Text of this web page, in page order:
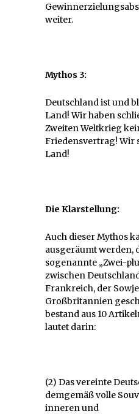
weiter.
Mythos 3:
Deutschland ist und
Land! Wir haben
Zweiten Weltkrieg
Friedensvertrag! Wir
Land!
Die Klarstellung:
Auch dieser Mythos
ausgeräumt werden,
sogenannte „Zwei-
zwischen
Frankreich, der
Großbritannien
bestand aus 10
lautet darin:
(2) Das vereinte
demgemäß volle
inneren und